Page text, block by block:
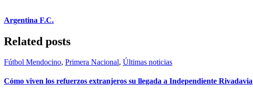
Argentina F.C.
Related posts
Fútbol Mendocino, Primera Nacional, Últimas noticias
Cómo viven los refuerzos extranjeros su llegada a Independiente Rivadavia